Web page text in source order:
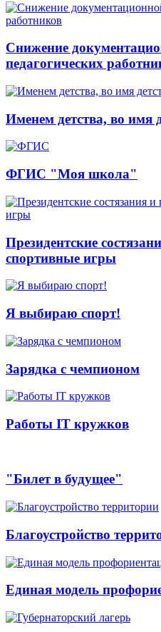
Снижение
педагогических
Именем детства, во имя
ФГИС "Моя школа"
Президентские
спортивные игры
Я выбираю спорт!
Зарядка с чемпионом
Работы IT кружков
"Билет в будущее"
Благоустройство
Единая модель